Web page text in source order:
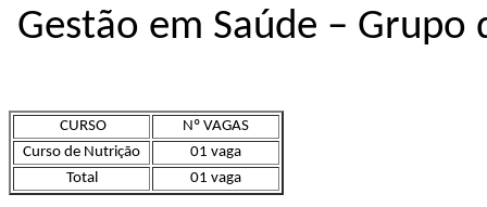
Gestão em Saúde –
CURSO
Nº VAGAS
Curso de Nutrição
01 vaga
Total
01 vaga